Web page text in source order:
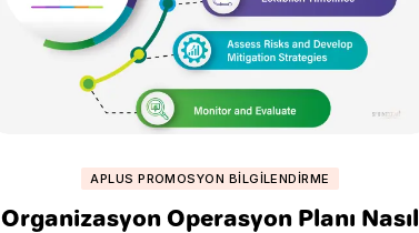
APLUS PROMOSYON BILGILENDIRME
Organizasyon Operasyon Planı Nasıl